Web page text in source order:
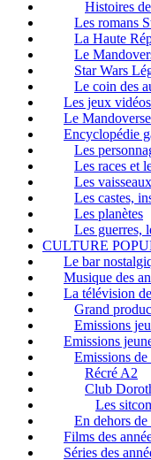
Histoires
Les romans
La Haute
Le
Star Wars
Le coin des
Les jeux
Le Mandoverse
Encyclopédie
Les
Les races et
Les
Les castes,
Les planètes
Les guerres,
CULTURE
Le bar
Musique des
La télévision
Grand
Emissions
Emissions
Emissions
Récré A2
Club
Les
En dehors de
Films des
Séries des